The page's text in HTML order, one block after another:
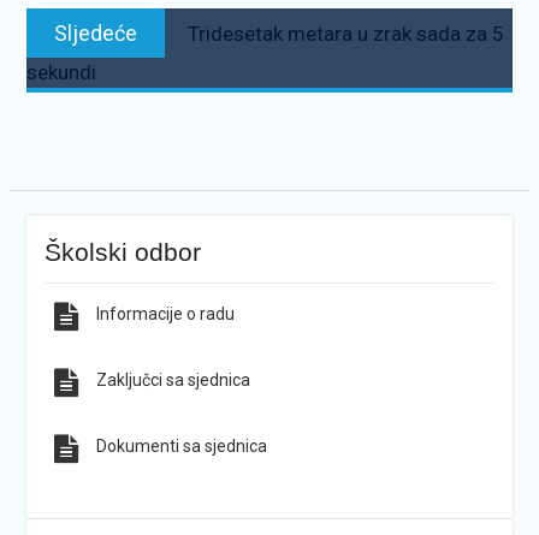
Sljedeće
Tridesetak metara u zrak sada za 5
sekundi
Školski odbor
Informacije o radu
Zaključci sa sjednica
Dokumenti sa sjednica